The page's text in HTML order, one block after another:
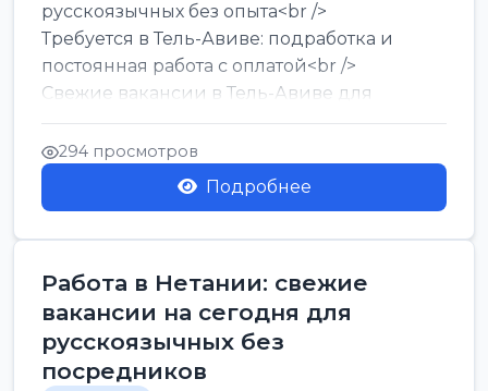
русскоязычных без опыта<br />
Требуется в Тель-Авиве: подработка и
постоянная работа с оплатой<br />
Свежие вакансии в Тель-Авиве для
мужчин и женщин от хозя...
294 просмотров
Подробнее
Работа в Нетании: свежие
вакансии на сегодня для
русскоязычных без
посредников